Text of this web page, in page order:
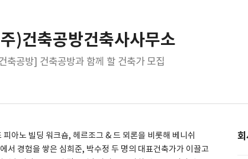
)건축공방건축사사무소
축공방] 건축공방과 함께 할 건축가 모집
아노 빌딩 워크숍, 헤르조그 & 드 뫼론을 비롯해 베니쉬
서 경험을 쌓은 심희준, 박수정 두 명의 대표건축가가 이끌고